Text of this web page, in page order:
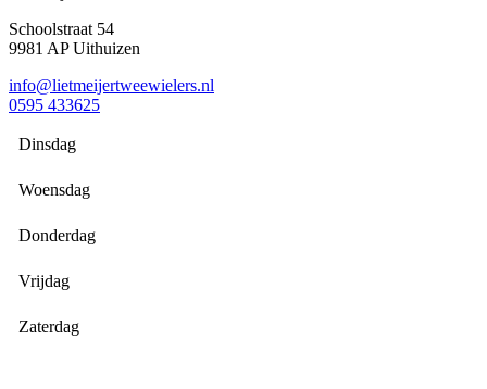
Schoolstraat 54
9981 AP Uithuizen
info@lietmeijertweewielers.nl
0595 433625
Dinsdag
Woensdag
Donderdag
Vrijdag
Zaterdag